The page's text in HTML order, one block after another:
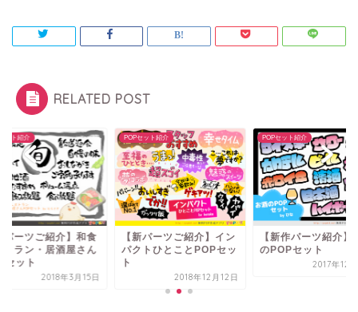
RELATED POST
ット紹介
パーツご紹介】和食
トラン・居酒屋さん
セット
2018年3月15日
POPセット紹介
【新パーツご紹介】イン
パクトひとことPOPセッ
ト
2018年12月12日
POPセット紹介
【新作パーツ紹介】
のPOPセット
2017年12